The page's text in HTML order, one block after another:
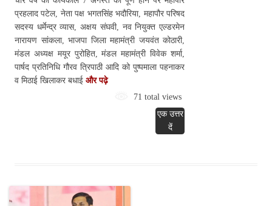
प्रहलाद पटेल, नेता पक्ष भगतसिंह भदौरिया, महापौर परिषद
सदस्य धर्मेन्द्र व्यास, अक्षय संघवी, नव नियुक्त एल्डरमेन
नारायण सांकला, भाजपा जिला महामंत्री जयवंत कोठारी,
मंडल अध्यक्ष मयूर पुरोहित, मंडल महामंत्री विवेक शर्मा,
पार्षद प्रतिनिधि गौरव त्रिपाठी आदि को पुष्पमाला पहनाकर
व मिठाई खिलाकर बधाई और पढ़े
71 total views
एक उत्तर
दें